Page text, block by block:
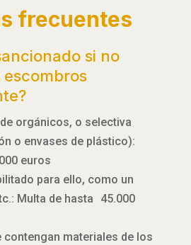
frecuentes
si no
escombros
orgánicos, o selectiva
o envases de plástico):
euros
para ello, como un
Multa de hasta 45.000
materiales de los